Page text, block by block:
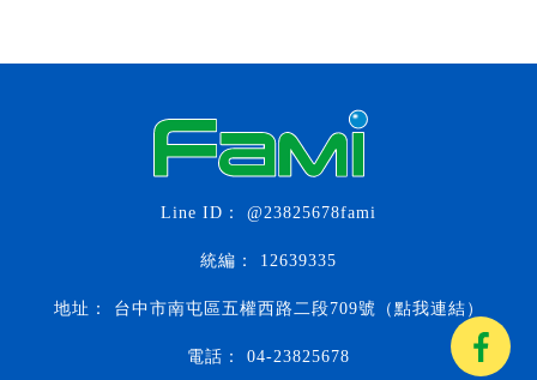
@23825678fami
04-23825678
12639335
台中市南屯區五權西路二段709號（點我連結）